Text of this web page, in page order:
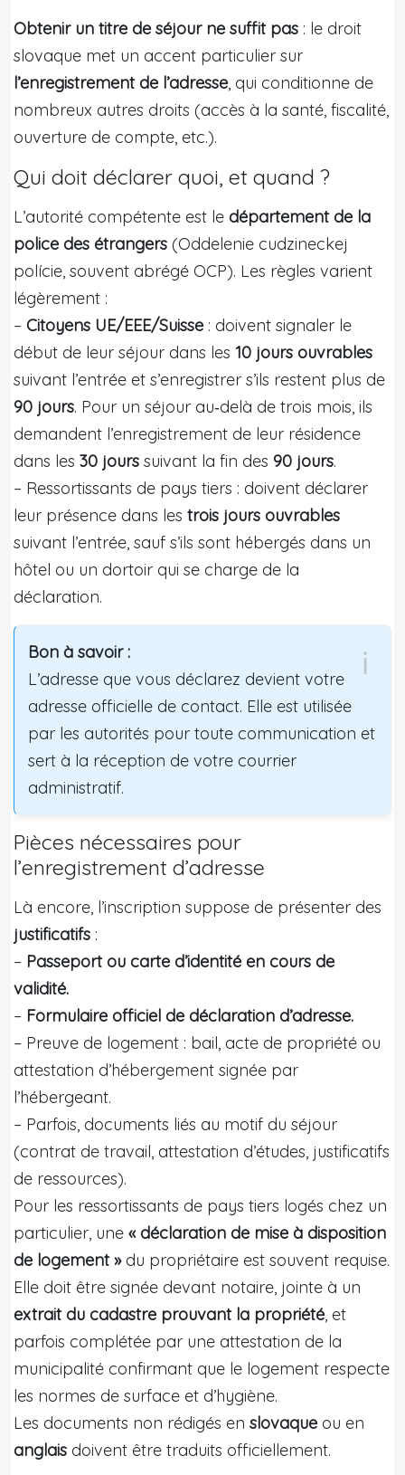
Obtenir un titre de séjour ne suffit pas : le droit
slovaque met un accent particulier sur
l’enregistrement de l’adresse, qui conditionne de
nombreux autres droits (accès à la santé, fiscalité,
ouverture de compte, etc.).
Qui doit déclarer quoi, et quand ?
L’autorité compétente est le département de la
police des étrangers (Oddelenie cudzineckej
polície, souvent abrégé OCP). Les règles varient
légèrement :
– Citoyens UE/EEE/Suisse : doivent signaler le
début de leur séjour dans les 10 jours ouvrables
suivant l’entrée et s’enregistrer s’ils restent plus de
90 jours. Pour un séjour au‑delà de trois mois, ils
demandent l’enregistrement de leur résidence
dans les 30 jours suivant la fin des 90 jours.
– Ressortissants de pays tiers : doivent déclarer
leur présence dans les trois jours ouvrables
suivant l’entrée, sauf s’ils sont hébergés dans un
hôtel ou un dortoir qui se charge de la
déclaration.
Bon à savoir :
L’adresse que vous déclarez devient votre
adresse officielle de contact. Elle est utilisée
par les autorités pour toute communication et
sert à la réception de votre courrier
administratif.
Pièces nécessaires pour
l’enregistrement d’adresse
Là encore, l’inscription suppose de présenter des
justificatifs :
– Passeport ou carte d’identité en cours de
validité.
– Formulaire officiel de déclaration d’adresse.
– Preuve de logement : bail, acte de propriété ou
attestation d’hébergement signée par
l’hébergeant.
– Parfois, documents liés au motif du séjour
(contrat de travail, attestation d’études, justificatifs
de ressources).
Pour les ressortissants de pays tiers logés chez un
particulier, une « déclaration de mise à disposition
de logement »du propriétaire est souvent requise.
Elle doit être signée devant notaire, jointe à un
extrait du cadastre prouvant la propriété, et
parfois complétée par une attestation de la
municipalité confirmant que le logement respecte
les normes de surface et d’hygiène.
Les documents non rédigés en slovaque ou en
anglais doivent être traduits officiellement.